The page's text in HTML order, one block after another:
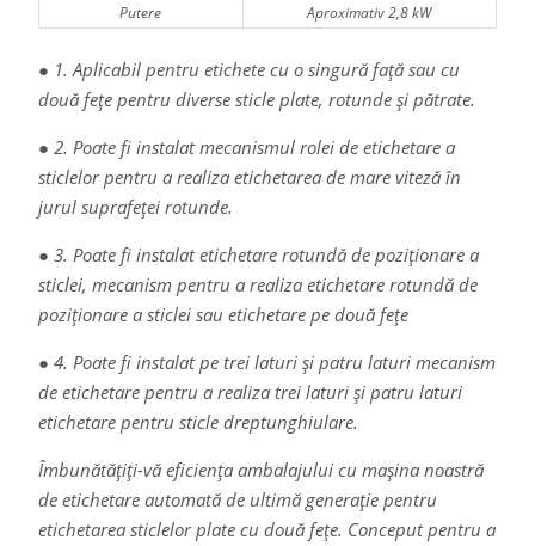
Putere
Aproximativ 2,8 kW
● 1. Aplicabil pentru etichete cu o singură față sau cu
două fețe pentru diverse sticle plate, rotunde și pătrate.
● 2. Poate fi instalat mecanismul rolei de etichetare a
sticlelor pentru a realiza etichetarea de mare viteză în
jurul suprafeței rotunde.
● 3. Poate fi instalat etichetare rotundă de poziționare a
sticlei, mecanism pentru a realiza etichetare rotundă de
poziționare a sticlei sau etichetare pe două fețe
● 4. Poate fi instalat pe trei laturi și patru laturi mecanism
de etichetare pentru a realiza trei laturi și patru laturi
etichetare pentru sticle dreptunghiulare.
Îmbunătățiți-vă eficiența ambalajului cu mașina noastră
de etichetare automată de ultimă generație pentru
etichetarea sticlelor plate cu două fețe. Conceput pentru a